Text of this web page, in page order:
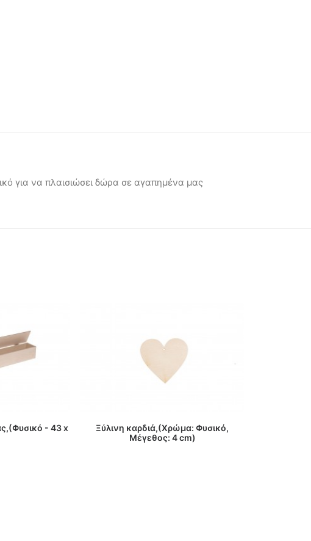
για να πλαισιώσει δώρα σε αγαπημένα μας
- 43 x
ΔΙΑΒΑΣΤΕ ΠΕΡΙΣΣΟΤΕΡΑ
Ξύλινη καρδιά,(Χρώμα: Φυσικό,
Μέγεθος: 4 cm)